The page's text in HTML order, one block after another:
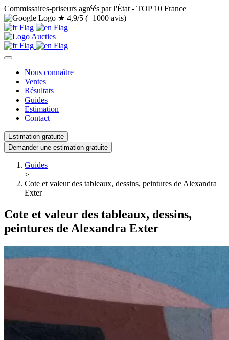
Commissaires-priseurs agréés par l'État - TOP 10 France
★ 4,9/5 (+1000 avis)
Nous connaître
Ventes
Résultats
Guides
Estimation
Contact
Estimation gratuite
Demander une estimation gratuite
Guides
>
Cote et valeur des tableaux, dessins, peintures de Alexandra
Exter
Cote et valeur des tableaux, dessins,
peintures de Alexandra Exter